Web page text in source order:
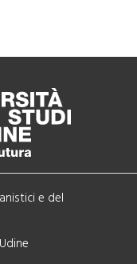
e del